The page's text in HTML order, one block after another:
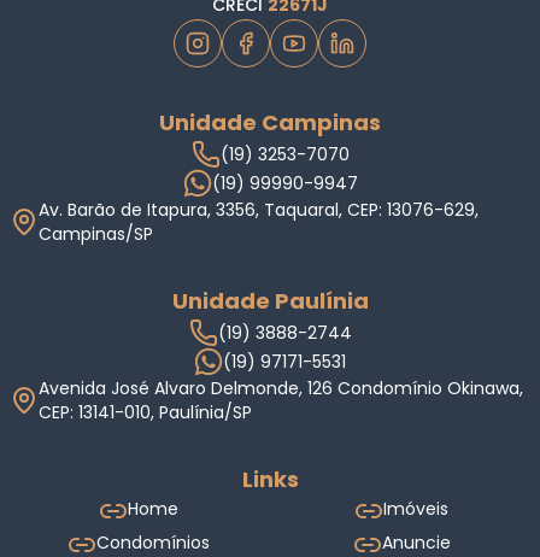
Unidade Campinas
(19) 3253-7070
(19) 99990-9947
Av. Barão de Itapura, 3356, Taquaral, CEP: 13076-629,
Campinas/SP
Unidade Paulínia
(19) 3888-2744
(19) 97171-5531
Avenida José Alvaro Delmonde, 126 Condomínio Okinawa,
CEP: 13141-010, Paulínia/SP
Links
Home
Imóveis
Condomínios
Anuncie